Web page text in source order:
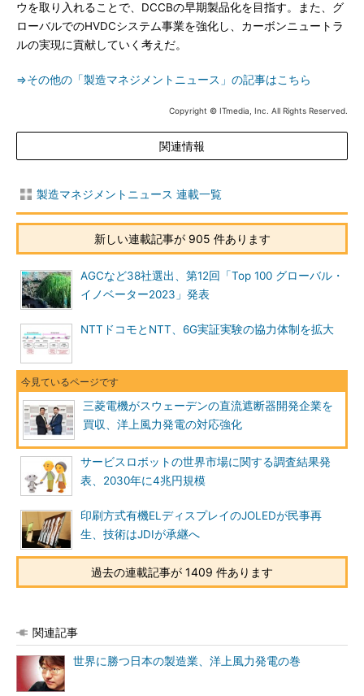
ウを取り入れることで、DCCBの早期製品化を目指す。また、グ
ローバルでのHVDCシステム事業を強化し、カーボンニュートラ
ルの実現に貢献していく考えだ。
⇒その他の「製造マネジメントニュース」の記事はこちら
Copyright © ITmedia, Inc. All Rights Reserved.
関連情報
製造マネジメントニュース 連載一覧
新しい連載記事が 905 件あります
AGCなど38社選出、第12回「Top 100 グローバル・
イノベーター2023」発表
NTTドコモとNTT、6G実証実験の協力体制を拡大
三菱電機がスウェーデンの直流遮断器開発企業を
買収、洋上風力発電の対応強化
サービスロボットの世界市場に関する調査結果発
表、2030年に4兆円規模
印刷方式有機ELディスプレイのJOLEDが民事再
生、技術はJDIが承継へ
過去の連載記事が 1409 件あります
関連記事
世界に勝つ日本の製造業、洋上風力発電の巻